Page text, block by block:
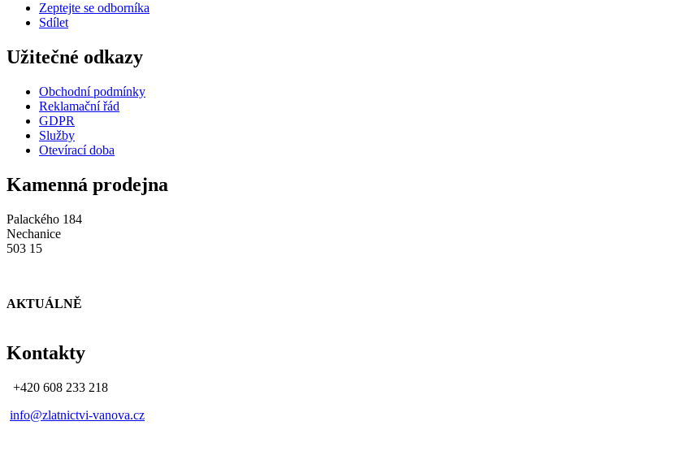
Zeptejte se odborníka
Sdílet
Užitečné odkazy
Obchodní podmínky
Reklamační řád
GDPR
Služby
Otevírací doba
Kamenná prodejna
Palackého 184
Nechanice
503 15
AKTUÁLNĚ
Kontakty
+420 608 233 218
info@zlatnictvi-vanova.cz